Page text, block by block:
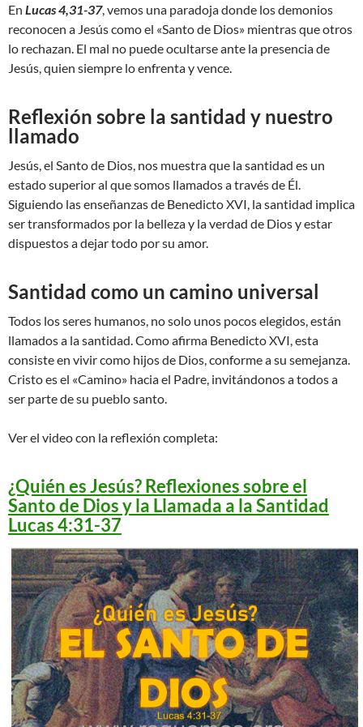
En Lucas 4,31-37, vemos una paradoja donde los demonios
reconocen a Jesús como el «Santo de Dios» mientras que otros
lo rechazan. El mal no puede ocultarse ante la presencia de
Jesús, quien siempre lo enfrenta y vence.
Reflexión sobre la santidad y nuestro
llamado
Jesús, el Santo de Dios, nos muestra que la santidad es un
estado superior al que somos llamados a través de Él.
Siguiendo las enseñanzas de Benedicto XVI, la santidad implica
ser transformados por la belleza y la verdad de Dios y estar
dispuestos a dejar todo por su amor.
Santidad como un camino universal
Todos los seres humanos, no solo unos pocos elegidos, están
llamados a la santidad. Como afirma Benedicto XVI, esta
consiste en vivir como hijos de Dios, conforme a su semejanza.
Cristo es el «Camino» hacia el Padre, invitándonos a todos a
ser parte de su pueblo santo.
Ver el video con la reflexión completa:
¿Quién es Jesús? Reflexiones sobre el
Santo de Dios y la Llamada a la Santidad
Lucas4:31-37